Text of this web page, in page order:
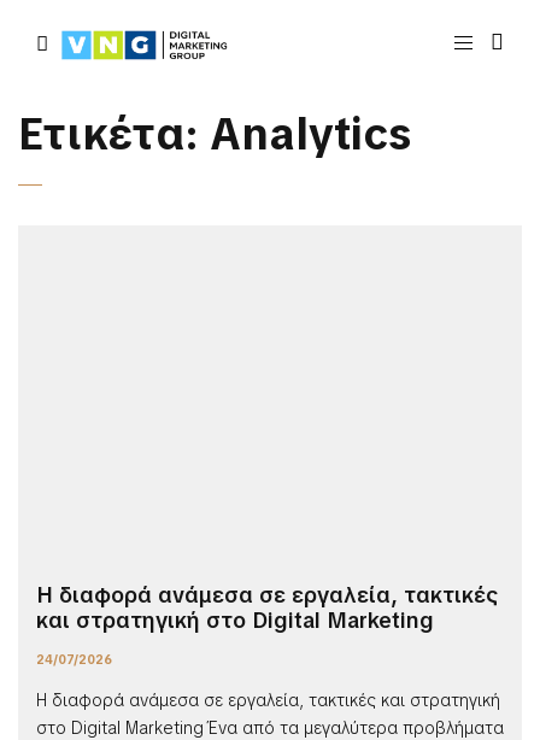
Ετικέτα: Analytics
Η διαφορά ανάμεσα σε εργαλεία, τακτικές
και στρατηγική στο Digital Marketing
24/07/2026
Η διαφορά ανάμεσα σε εργαλεία, τακτικές και στρατηγική
στο Digital Marketing Ένα από τα μεγαλύτερα προβλήματα